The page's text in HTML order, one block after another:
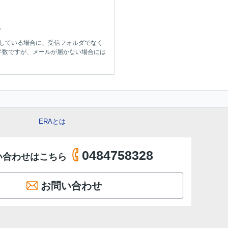
いる場合に、受信フォルダでなく
ですが、メールが届かない場合には
ERAとは
合わせはこちら 0484758328
お問い合わせ